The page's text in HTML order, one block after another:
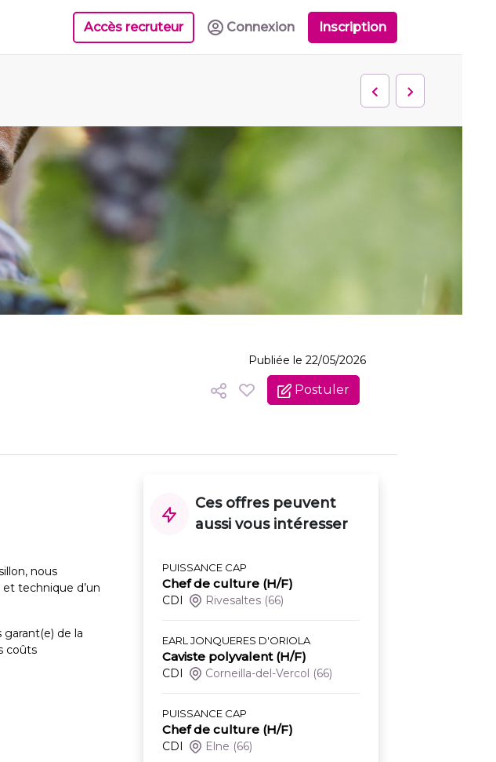
Accès recruteur Connexion Inscription
Publiée le 22/05/2026
Postuler
nous
technique d’un
de la
coûts
Ces offres peuvent
aussi vous intéresser
PUISSANCE CAP
Chef de culture (H/F)
CDI Rivesaltes (66)
EARL JONQUERES D'ORIOLA
Caviste polyvalent (H/F)
CDI Corneilla-del-Vercol (66)
PUISSANCE CAP
Chef de culture (H/F)
CDI Elne (66)